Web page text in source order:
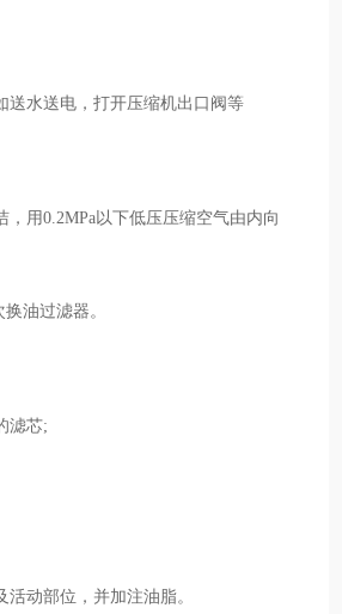
送水送电，打开压缩机出口阀等
，用0.2MPa以下低压压缩空气由内向
油过滤器。
滤芯;
动部位，并加注油脂。